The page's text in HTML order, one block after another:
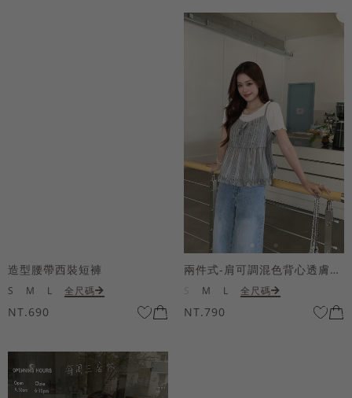
造型腰帶西裝短褲
S M L 全尺碼
NT.690
兩件式-肩可調混色背心透膚上衣套組
M L 全尺碼
NT.790